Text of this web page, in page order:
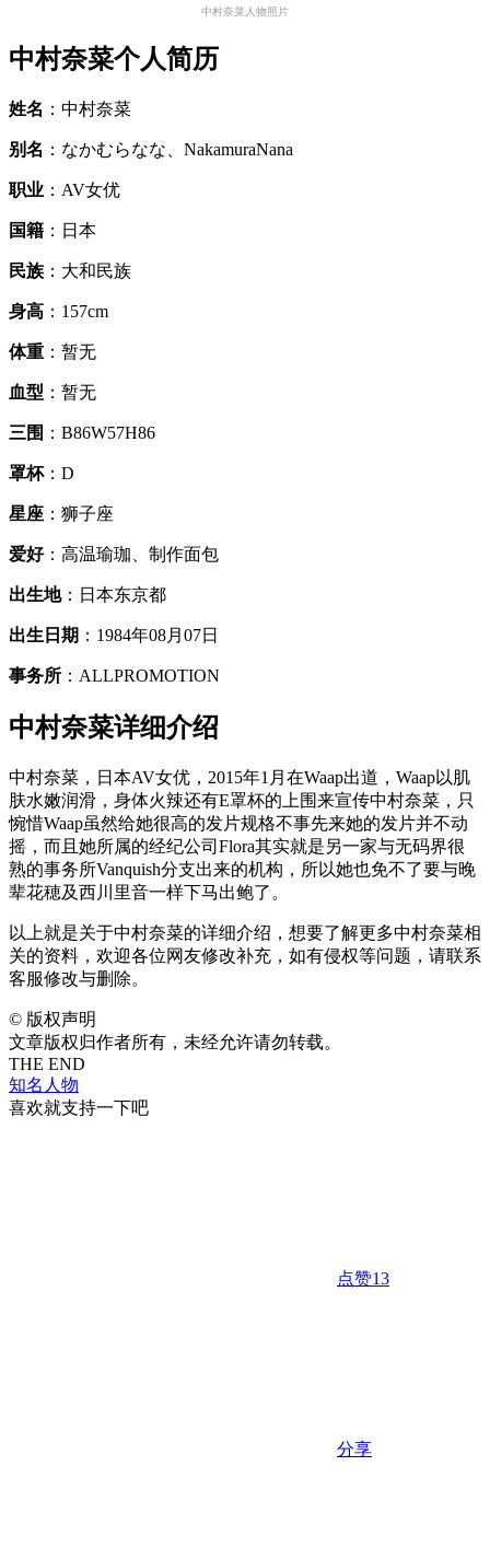
中村奈菜人物照片
中村奈菜个人简历
姓名 ：中村奈菜
别名 ：なかむらなな、NakamuraNana
职业 ：AV女优
国籍 ：日本
民族 ：大和民族
身高 ：157cm
体重 ：暂无
血型 ：暂无
三围 ：B86W57H86
罩杯：D
星座 ：狮子座
爱好：高温瑜珈、制作面包
出生地：日本东京都
出生日期 ：1984年08月07日
事务所 ：ALLPROMOTION
中村奈菜详细介绍
中村奈菜，日本AV女优，2015年1月在Waap出道，Waap以肌
肤水嫩润滑，身体火辣还有E罩杯的上围来宣传中村奈菜，只
惋惜Waap虽然给她很高的发片规格不事先来她的发片并不动
摇，而且她所属的经纪公司Flora其实就是另一家与无码界很
熟的事务所Vanquish分支出来的机构，所以她也免不了要与晚
辈花穂及西川里音一样下马出鲍了。
以上就是关于中村奈菜的详细介绍，想要了解更多中村奈菜相
关的资料，欢迎各位网友修改补充，如有侵权等问题，请联系
客服修改与删除。
© 版权声明
文章版权归作者所有，未经允许请勿转载。
THE END
知名人物
喜欢就支持一下吧
点赞13
分享